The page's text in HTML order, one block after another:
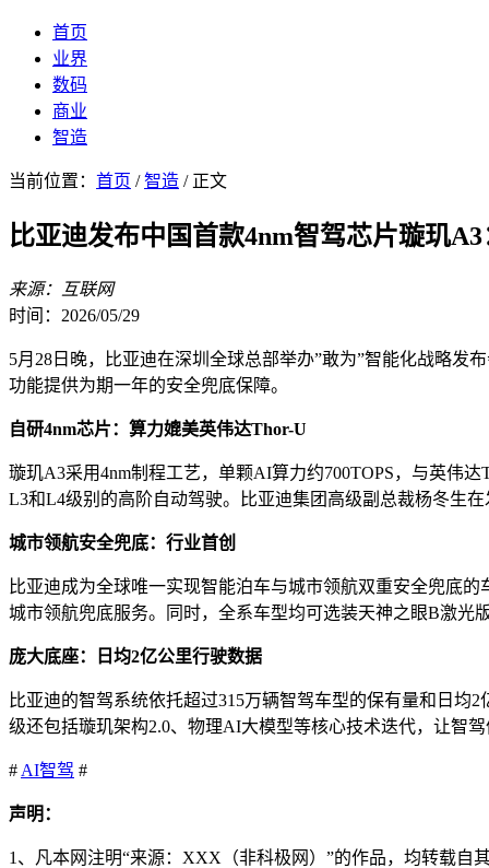
首页
业界
数码
商业
智造
当前位置： 首页 /智造 / 正文
比亚迪发布中国首款4nm智驾芯片璇玑
来源：互联网
时间：2026/05/29
5月28日晚，比亚迪在深圳全球总部举办”敢为”智能化战略发
功能提供为期一年的安全兜底保障。
自研4nm芯片：算力媲美英伟达Thor-U
璇玑A3采用4nm制程工艺，单颗AI算力约700TOPS，与英伟
L3和L4级别的高阶自动驾驶。比亚迪集团高级副总裁杨冬生
城市领航安全兜底：行业首创
比亚迪成为全球唯一实现智能泊车与城市领航双重安全兜底
城市领航兜底服务。同时，全系车型均可选装天神之眼B激光
庞大底座：日均2亿公里行驶数据
比亚迪的智驾系统依托超过315万辆智驾车型的保有量和日均
级还包括璇玑架构2.0、物理AI大模型等核心技术迭代，让智
# AI智驾 #
声明：
1、凡本网注明“来源：XXX（非科极网）”的作品，均转载